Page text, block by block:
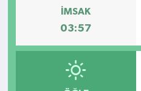
İMSAK
03:57